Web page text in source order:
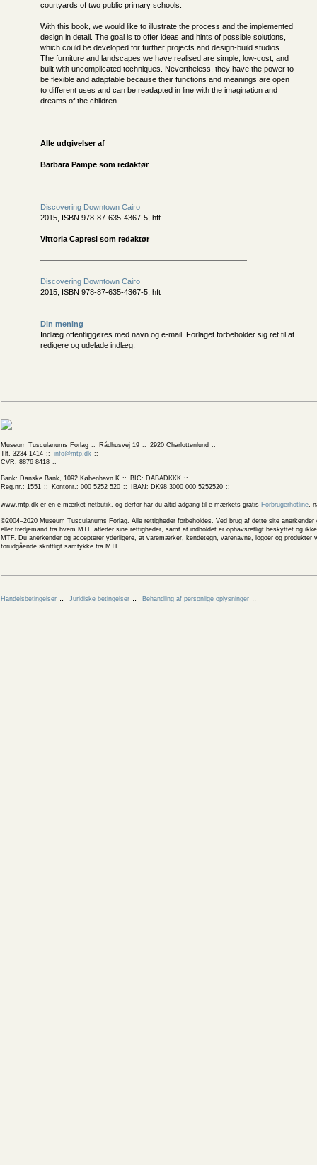
courtyards of two public primary schools.
With this book, we would like to illustrate the process and the implemented
design in detail. The goal is to offer ideas and hints of possible solutions,
which could be developed for further projects and design-build studios.
The furniture and landscapes we have realised are simple, low-cost, and
built with uncomplicated techniques. Nevertheless, they have the power to
be flexible and adaptable because their functions and meanings are open
to different uses and can be readapted in line with the imagination and
dreams of the children.
Alle udgivelser af
Barbara Pampe som redaktør
Discovering Downtown Cairo
2015, ISBN 978-87-635-4367-5, hft
Vittoria Capresi som redaktør
Discovering Downtown Cairo
2015, ISBN 978-87-635-4367-5, hft
Din mening
Indlæg offentliggøres med navn og e-mail. Forlaget forbeholder sig ret til at
redigere og udelade indlæg.
Museum Tusculanums Forlag Rådhusvej 19
2920 Charlottenlund
Tlf. 3234 1414
info@mtp.dk
CVR: 8876 8418
Bank: Danske Bank, 1092 København K
BIC: DABADKKK
Reg.nr.: 1551
Kontonr.: 000 5252 520 IBAN: DK98 3000 000 5252520
www.mtp.dk er en e-mærket netbutik, og derfor har du altid adgang til e-mærkets gratis Forbrugerhotline,
©2004–2020 Museum Tusculanums Forlag. Alle rettigheder forbeholdes. Ved brug af dette site
eller tredjemand fra hvem MTF afleder sine rettigheder, samt at indholdet er ophavsretligt beskyttet og
MTF. Du anerkender og accepterer yderligere, at varemærker, kendetegn, varenavne, logoer og
forudgående skriftligt samtykke fra MTF.
Handelsbetingelser Juridiske betingelser Behandling af personlige oplysninger